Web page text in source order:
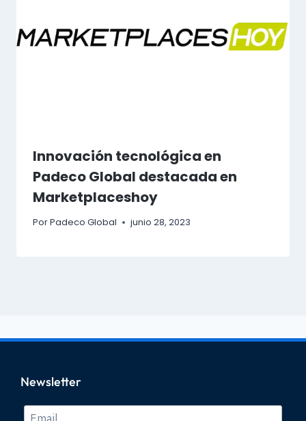
Innovación tecnológica en
Padeco Global destacada en
Marketplaceshoy
PorPadeco Global junio 28, 2023
Newsletter